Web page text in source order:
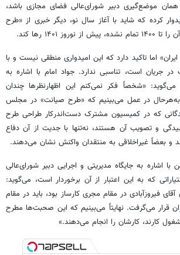
موضع‌گیری دبیر شورای‌عالی فضای مجازی باشد،
کرده که شاید با آغاز سال نو، دیگر خبری از «طرح
۱۴۰۱ رها کند.
اما تاکید دارد که این امیدواری منطقی نیست و با
جریان است، تناسبی ندارد. جواد امام با اشاره به
می‌گوید: «شخصاً فکر نمی‌کنم این اظهارنظرها چندان
به‌هرحال در عمل می‌بینیم که «طرح صیانت» در مجلس
که در کمیسیون مشترک دست‌اندرکار طراحی طرح
و تصویب آن هستند، نه‌تنها با جدیت از آن دفاع
تند و بعضاً غیراخلاقی به منتقدان واکنش نشان می‌دهند.
اشاره به جایگاه مدیریتی و اجرایی دبیر شورای‌عالی
که به این اعتبار از آن برخوردار است، می‌گوید:
فیروزآبادی در مقام مجری کارساز بود، باید در مقام
قرار می‌گرفت. نهایتاً می‌بینیم که این صحبت‌ها مطرح
کارند، کارشان را انجام می‌دهند.»